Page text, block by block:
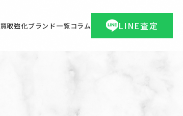
買取強化ブランド一覧コラム LINE査定